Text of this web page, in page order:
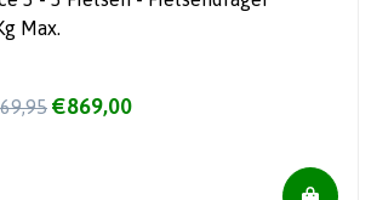
Max.
€869,00